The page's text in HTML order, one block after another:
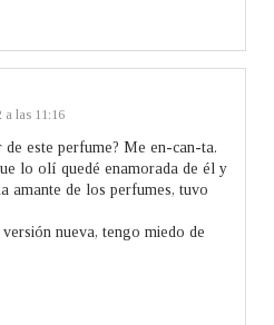
a las 11:16
de este perfume? Me en-can-ta.
lo olí quedé enamorada de él y
amante de los perfumes, tuvo
nueva, tengo miedo de